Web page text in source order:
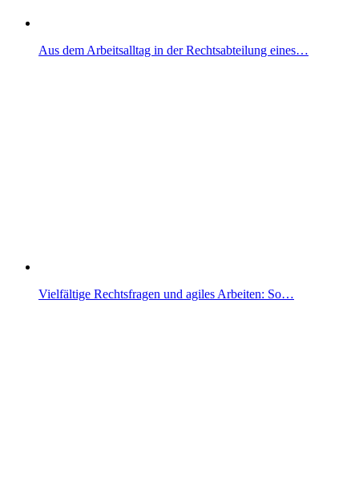
Aus dem Arbeitsalltag in der Rechtsabteilung eines…
Vielfältige Rechtsfragen und agiles Arbeiten: So…